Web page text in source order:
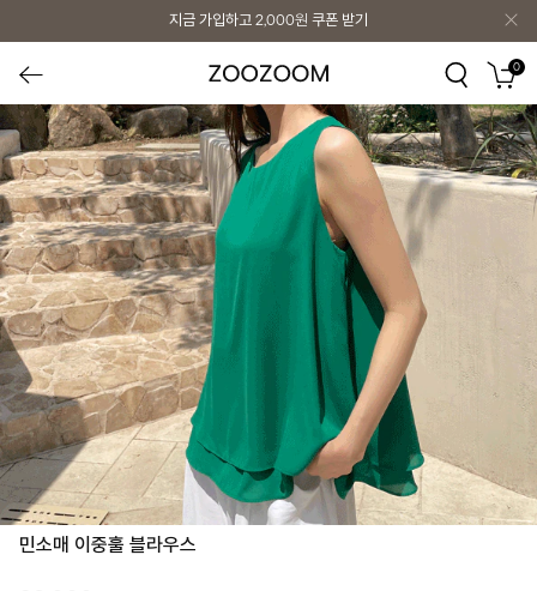
지금 가입하고 2,000원 쿠폰 받기
0
민소매 이중훌 블라우스